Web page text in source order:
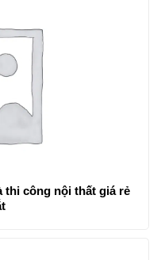
thi công nội thất giá rẻ